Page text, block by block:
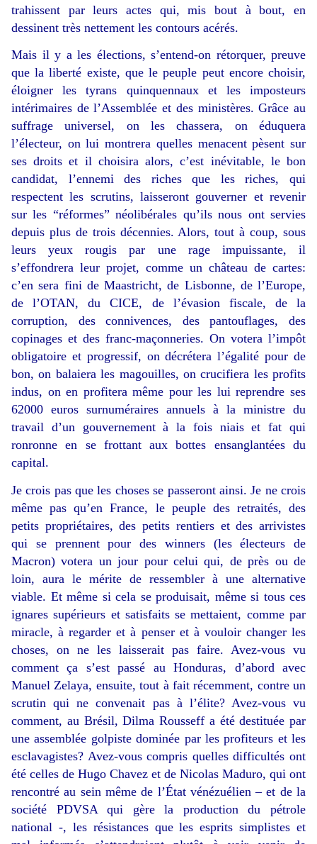
trahissent par leurs actes qui, mis bout à bout, en
dessinent très nettement les contours acérés.
Mais il y a les élections, s’entend-on rétorquer, preuve
que la liberté existe, que le peuple peut encore choisir,
éloigner les tyrans quinquennaux et les imposteurs
intérimaires de l’Assemblée et des ministères. Grâce au
suffrage universel, on les chassera, on éduquera
l’électeur, on lui montrera quelles menacent pèsent sur
ses droits et il choisira alors, c’est inévitable, le bon
candidat, l’ennemi des riches que les riches, qui
respectent les scrutins, laisseront gouverner et revenir
sur les “réformes” néolibérales qu’ils nous ont servies
depuis plus de trois décennies. Alors, tout à coup, sous
leurs yeux rougis par une rage impuissante, il
s’effondrera leur projet, comme un château de cartes:
c’en sera fini de Maastricht, de Lisbonne, de l’Europe,
de l’OTAN, du CICE, de l’évasion fiscale, de la
corruption, des connivences, des pantouflages, des
copinages et des franc-maçonneries. On votera l’impôt
obligatoire et progressif, on décrétera l’égalité pour de
bon, on balaiera les magouilles, on crucifiera les profits
indus, on en profitera même pour les lui reprendre ses
62000 euros surnuméraires annuels à la ministre du
travail d’un gouvernement à la fois niais et fat qui
ronronne en se frottant aux bottes ensanglantées du
capital.
Je crois pas que les choses se passeront ainsi. Je ne crois
même pas qu’en France, le peuple des retraités, des
petits propriétaires, des petits rentiers et des arrivistes
qui se prennent pour des winners (les électeurs de
Macron) votera un jour pour celui qui, de près ou de
loin, aura le mérite de ressembler à une alternative
viable. Et même si cela se produisait, même si tous ces
ignares supérieurs et satisfaits se mettaient, comme par
miracle, à regarder et à penser et à vouloir changer les
choses, on ne les laisserait pas faire. Avez-vous vu
comment ça s’est passé au Honduras, d’abord avec
Manuel Zelaya, ensuite, tout à fait récemment, contre un
scrutin qui ne convenait pas à l’élite? Avez-vous vu
comment, au Brésil, Dilma Rousseff a été destituée par
une assemblée golpiste dominée par les profiteurs et les
esclavagistes? Avez-vous compris quelles difficultés ont
été celles de Hugo Chavez et de Nicolas Maduro, qui ont
rencontré au sein même de l’État vénézuélien – et de la
société PDVSA qui gère la production du pétrole
national -, les résistances que les esprits simplistes et